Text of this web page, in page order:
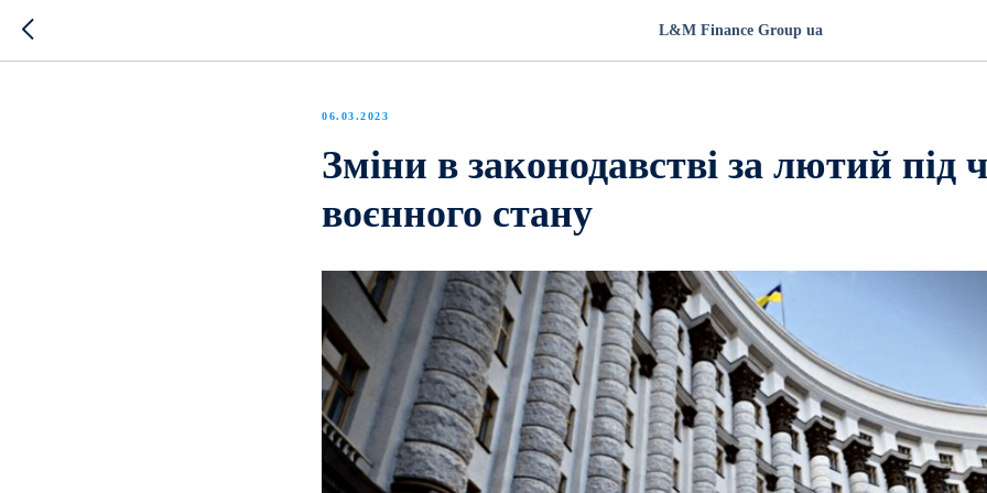
L&M Finance Group ua
06.03.2023
Зміни в законодавстві за лютий під
воєнного стану